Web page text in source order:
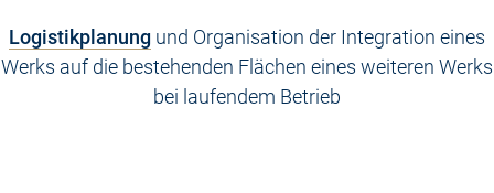
Logistikplanung und Organisation der Integration eines
Werks auf die bestehenden Flächen eines weiteren Werks
bei laufendem Betrieb